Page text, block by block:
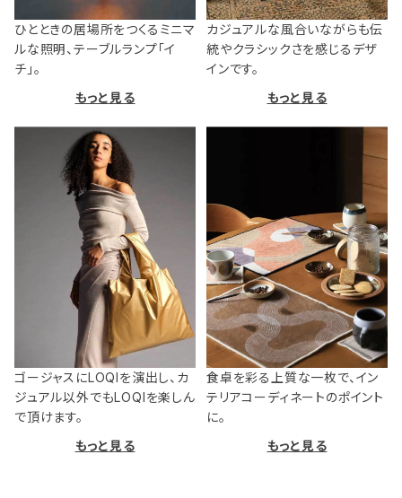
ひとときの居場所をつくるミニマ
ルな照明、テーブルランプ「イ
チ」。
もっと見る
カジュアルな風合いながらも伝
統やクラシックさを感じるデザ
インです。
もっと見る
ゴージャスにLOQIを演出し、カ
ジュアル以外でもLOQIを楽しん
で頂けます。
もっと見る
食卓を彩る上質な一枚で、イン
テリアコーディネートのポイント
に。
もっと見る